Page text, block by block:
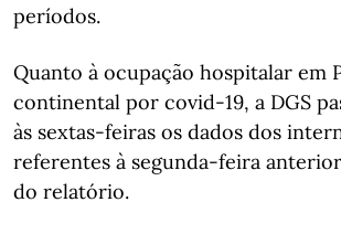
períodos.
Quanto à ocupação hospitalar em
continental por covid-19, a DGS
às sextas-feiras os dados dos
referentes à segunda-feira
do relatório.